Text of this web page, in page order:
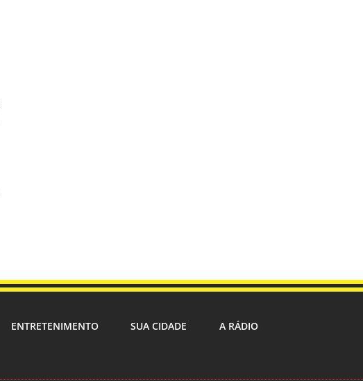
ENTRETENIMENTO SUA CIDADE A RÁDIO